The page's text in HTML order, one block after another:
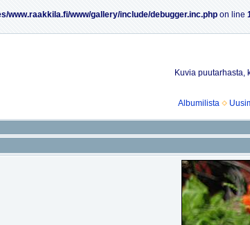
www.raakkila.fi/www/gallery/include/debugger.inc.php on line
Kuvia puutarhasta,
Albumilista